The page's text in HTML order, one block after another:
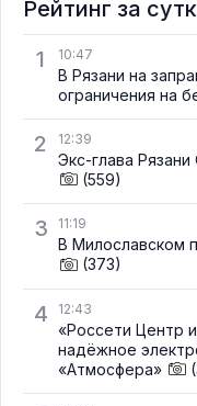
Рейтинг за
1
10:47
В Рязани на
ограничения на
2 12:39
Экс-глава
(559)
3 11:19
В Милославском
(373)
4 12:43
«Россети Центр
надёжное
«Атмосфера»